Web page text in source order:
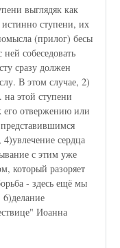
выглядяк как
истинно ступени, их
(прилог) бесы
собеседовать
сразу должен
В этом случае, 2)
на этой ступени
его отвержению или
сердца
с этим уже
который разоряет
- здесь ещё мы
6)делание
Иоанна